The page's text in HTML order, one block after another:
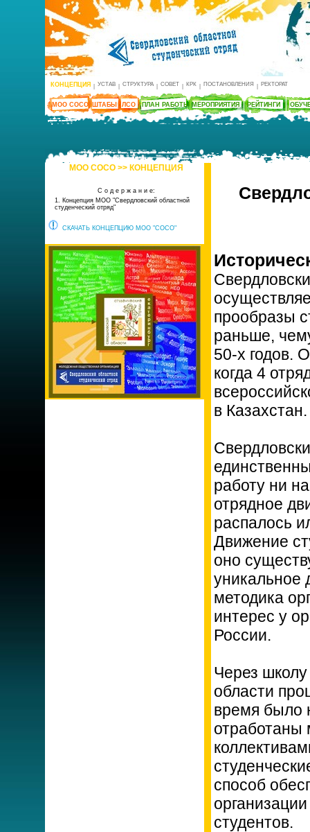
КОНЦЕПЦИЯ УСТАВ СТРУКТУРА СОВЕТ КРК ПОСТАНОВЛЕНИЯ РЕКТОРАТ
МОО СОСО ШТАБЫ ЛСО ПЛАН РАБОТЫ МЕРОПРИЯТИЯ РЕЙТИНГИ
МОО СОСО >> КОНЦЕПЦИЯ
С о д е р ж а н и е:
1. Концепция МОО "Свердловский областной
студенческий отряд"
СКАЧАТЬ КОНЦЕПЦИЮ МОО "СОСО"
прообразы
раньше,
50-х годов.
когда 4
в Казахстан.
работу ни
отрядное
распалось
Движение
оно
уникальное
методика
интерес у
России.
Через
области
время было
отработаны
способ
студентов.